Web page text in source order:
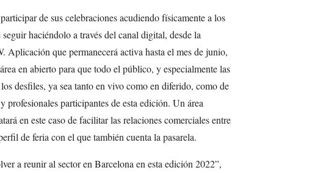
de sus celebraciones acudiendo físicamente a los
haciéndolo a través del canal digital, desde la
Aplicación que permanecerá activa hasta el mes de junio,
en abierto para que todo el público, y especialmente las
desfiles, ya sea tanto en vivo como en diferido, como de
profesionales participantes de esta edición. Un área
en este caso de facilitar las relaciones comerciales entre
de feria con el que también cuenta la pasarela.
a reunir al sector en Barcelona en esta edición 2022”,